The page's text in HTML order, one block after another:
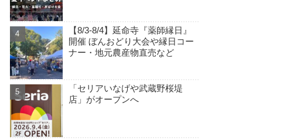
【8/3-8/4】延命寺『薬師縁日』
開催 ぼんおどり大会や縁日コー
ナー・地元農産物直売など
「セリアいなげや武蔵野桜堤
店」がオープンへ